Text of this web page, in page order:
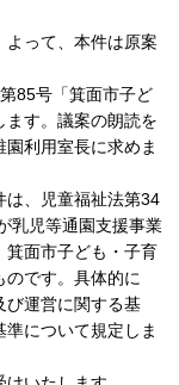
よって、本件は原案
85号「箕面市子ど
ます。議案の朗読を
利用室長に求めま
は、児童福祉法第34
乳児等通園支援事業
箕面市子ども・子育
です。具体的に
び運営に関する基
について規定しま